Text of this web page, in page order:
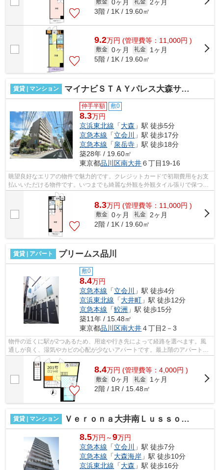
敷金 0ヶ月 礼金
2ヶ月
3階 / 1K / 19.60㎡
9.2万円 (管理費等：11,000円 )
敷金 0ヶ月 礼金
1ヶ月
5階 / 1K / 19.60㎡
賃貸 | マンション マイナビＳＴＡＹパレス大森サウス（カテリーナ大森）
仲手半額 敷0
8.3万円
京浜東北線 「大森 」駅 徒歩5分
京急本線 「立会川
」駅 徒歩17分
京急本線 「泉岳寺 」駅 徒歩18分
築28年 / 19.60㎡
東京都品川区南大井６丁目19-16
眺望良好なエリアの物件で魅力的です。クレジットカードで初期費用をお支
払いいただける物件です。いつまでも綺麗な外観を外観タイル張りで保つこ
とができます。陽当りも良いので、清...
8.3万円 (管理費等：11,000円 )
敷金 0ヶ月 礼金
2ヶ月
2階 / 1K / 19.60㎡
賃貸 | アパート プリームス品川
敷0
8.4万円
京急本線 「立会川
」駅 徒歩4分
京浜東北線 「大井町 」駅 徒歩12分
京急本線 「鮫洲 」駅 徒歩15分
築11年 / 15.48㎡
東京都品川区南大井４丁目2－3
物件の近くに駅が2つあるため、用途や行き先によって経路を選べます。風
通しが良く、湿気やカビの心配が少ないアパートです。最上階のアパートで
す。初期費用をカードでお支払いいただ...
8.4万円 (管理費等：4,000円 )
敷金 0ヶ月 礼金
1ヶ月
2階 / 1R / 15.48㎡
賃貸 | マンション Ｖｅｒｏｎａ大井南ＬｕｓｓｏＧｒａｎｄｅ
8.5万円～9万円
京急本線 「立会川
」駅 徒歩7分
京急本線 「大森海岸 」駅 徒歩10分
京浜東北線 「大森 」駅 徒歩16分